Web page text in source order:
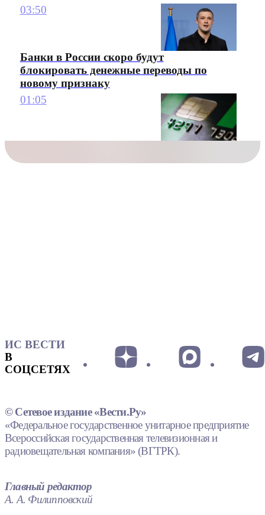
03:50
Банки в России скоро будут
блокировать денежные переводы по
новому признаку
01:05
ИС ВЕСТИ
В
СОЦСЕТЯХ
© Сетевое издание «Вести.Ру»
«Федеральное государственное унитарное предприятие
Всероссийская государственная телевизионная и
радиовещательная компания» (ВГТРК).
Главный редактор
А. А. Филипповский